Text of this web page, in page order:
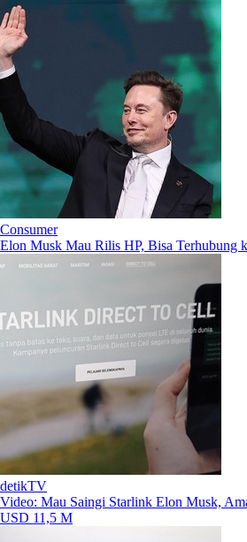
Consumer
Elon Musk Mau Rilis HP, Bisa Terhubung
detikTV
Video: Mau Saingi Starlink Elon Musk,
USD 11,5 M